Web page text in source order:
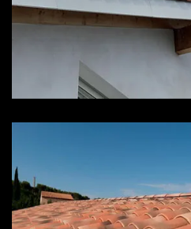
Devis habillage
73 Savoie